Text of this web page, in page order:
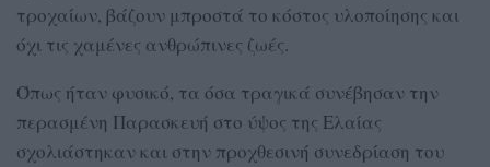
τροχαίων, βάζουν μπροστά το κόστος υλοποίησης και
όχι τις χαμένες ανθρώπινες ζωές.
Όπως ήταν φυσικό, τα όσα τραγικά συνέβησαν την
περασμένη Παρασκευή στο ύψος της Ελαίας
σχολιάστηκαν και στην προχθεσινή συνεδρίαση του